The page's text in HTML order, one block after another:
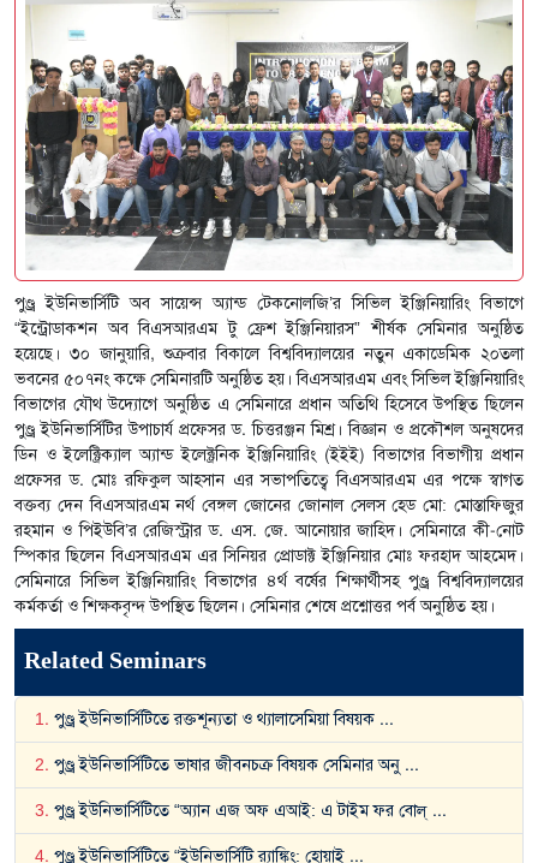
পুণ্ড্র ইউনিভার্সিটি অব সায়েন্স অ্যান্ড টেকনোলজি’র সিভিল ইঞ্জিনিয়ারিং বিভাগে
“ইন্ট্রোডাকশন অব বিএসআরএম টু ফ্রেশ ইঞ্জিনিয়ারস” শীর্ষক সেমিনার অনুষ্ঠিত
হয়েছে। ৩০ জানুয়ারি, শুক্রবার বিকালে বিশ্ববিদ্যালয়ের নতুন একাডেমিক ২০তলা
ভবনের ৫০৭নং কক্ষে সেমিনারটি অনুষ্ঠিত হয়। বিএসআরএম এবং সিভিল ইঞ্জিনিয়ারিং
বিভাগের যৌথ উদ্যোগে অনুষ্ঠিত এ সেমিনারে প্রধান অতিথি হিসেবে উপস্থিত ছিলেন
পুণ্ড্র ইউনিভার্সিটির উপাচার্য প্রফেসর ড. চিত্তরঞ্জন মিশ্র। বিজ্ঞান ও প্রকৌশল অনুষদের
ডিন ও ইলেক্ট্রিক্যাল অ্যান্ড ইলেক্ট্রনিক ইঞ্জিনিয়ারিং (ইইই) বিভাগের বিভাগীয় প্রধান
প্রফেসর ড. মোঃ রফিকুল আহসান এর সভাপতিত্বে বিএসআরএম এর পক্ষে স্বাগত
বক্তব্য দেন বিএসআরএম নর্থ বেঙ্গল জোনের জোনাল সেলস হেড মো: মোস্তাফিজুর
রহমান ও পিইউবি’র রেজিস্ট্রার ড. এস. জে. আনোয়ার জাহিদ। সেমিনারে কী-নোট
স্পিকার ছিলেন বিএসআরএম এর সিনিয়র প্রোডাক্ট ইঞ্জিনিয়ার মোঃ ফরহাদ আহমেদ।
সেমিনারে সিভিল ইঞ্জিনিয়ারিং বিভাগের ৪র্থ বর্ষের শিক্ষার্থীসহ পুণ্ড্র বিশ্ববিদ্যালয়ের
কর্মকর্তা ও শিক্ষকবৃন্দ উপস্থিত ছিলেন। সেমিনার শেষে প্রশ্নোত্তর পর্ব অনুষ্ঠিত হয়।
Related Seminars
1. পুণ্ড্র ইউনিভার্সিটিতে রক্তশূন্যতা ও থ্যালাসেমিয়া বিষয়ক ...
2. পুণ্ড্র ইউনিভার্সিটিতে ভাষার জীবনচক্র বিষয়ক সেমিনার অনু ...
3. পুণ্ড্র ইউনিভার্সিটিতে “অ্যান এজ অফ এআই: এ টাইম ফর বোল্ ...
4. পুণ্ড্র ইউনিভার্সিটিতে “ইউনিভার্সিটি র‍্যাঙ্কিং: হোয়াই ...